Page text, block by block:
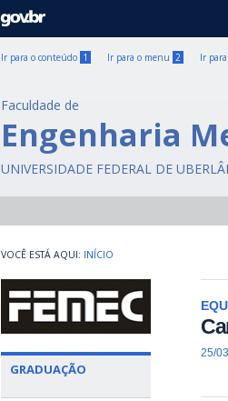
GOVBR
Ir para o conteúdo 1 Ir para o menu 2 Ir
Faculdade de
Engenharia
UNIVERSIDADE FEDERAL DE
INÍCIO
GRADUAÇÃO
25/